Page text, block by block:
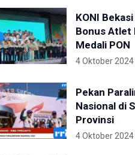
KONI
Bonus Atlet
Medali PON
4 Oktober 2024
Pekan
Nasional di
Provinsi
4 Oktober 2024